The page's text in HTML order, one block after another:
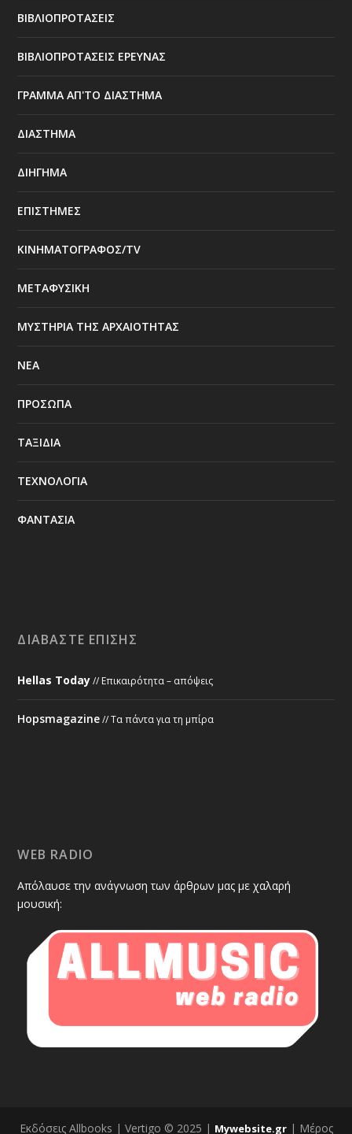
ΒΙΒΛΙΟΠΡΟΤΑΣΕΙΣ
ΒΙΒΛΙΟΠΡΟΤΑΣΕΙΣ ΕΡΕΥΝΑΣ
ΓΡΑΜΜΑ ΑΠ'ΤΟ ΔΙΑΣΤΗΜΑ
ΔΙΑΣΤΗΜΑ
ΔΙΗΓΗΜΑ
ΕΠΙΣΤΗΜΕΣ
ΚΙΝΗΜΑΤΟΓΡΑΦΟΣ/TV
ΜΕΤΑΦΥΣΙΚΗ
ΜΥΣΤΗΡΙΑ ΤΗΣ ΑΡΧΑΙΟΤΗΤΑΣ
ΝΕΑ
ΠΡΟΣΩΠΑ
ΤΑΞΙΔΙΑ
ΤΕΧΝΟΛΟΓΙΑ
ΦΑΝΤΑΣΙΑ
ΔΙΑΒΆΣΤΕ ΕΠΊΣΗΣ
Hellas Today// Επικαιρότητα – απόψεις
Hopsmagazine// Τα πάντα για τη μπίρα
WEB RADIO
Απόλαυσε την ανάγνωση των άρθρων μας με χαλαρή
μουσική:
Εκδόσεις Allbooks | Vertigo © 2025 | Mywebsite.gr| Μέρος